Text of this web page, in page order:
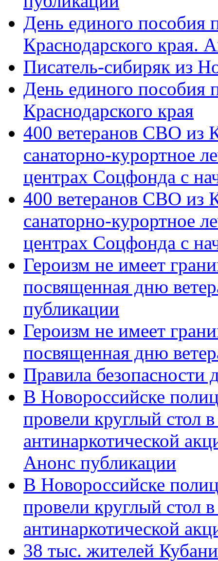
День единого пособия
Краснодарского края.
Писатель-сибиряк из
День единого пособия
Краснодарского края
400 ветеранов СВО из
санаторно-курортное
центрах Соцфонда с
400 ветеранов СВО из
санаторно-курортное
центрах Соцфонда с
Героизм не имеет
посвященная дню
публикации
Героизм не имеет
посвященная дню
Правила безопасности
В Новороссийске
провели круглый стол
антинаркотической
Анонс публикации
В Новороссийске
провели круглый стол
антинаркотической
38 тыс. жителей